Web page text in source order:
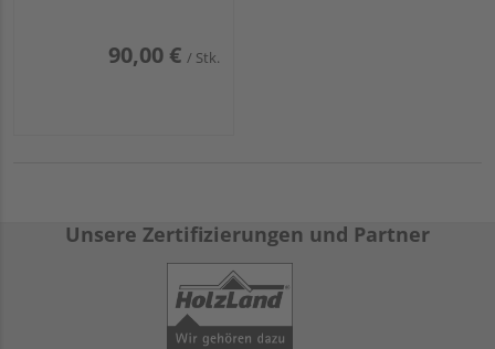
90,00 € / Stk.
Unsere Zertifizierungen und Partner